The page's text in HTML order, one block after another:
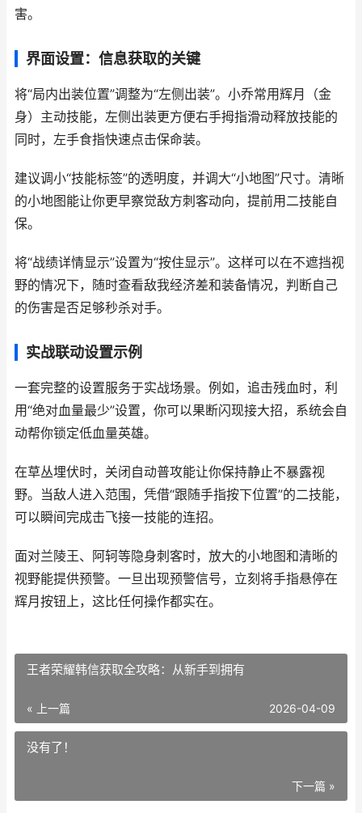
害。
界面设置：信息获取的关键
将“局内出装位置”调整为“左侧出装”。小乔常用辉月（金
身）主动技能，左侧出装更方便右手拇指滑动释放技能的
同时，左手食指快速点击保命装。
建议调小“技能标签”的透明度，并调大“小地图”尺寸。清晰
的小地图能让你更早察觉敌方刺客动向，提前用二技能自
保。
将“战绩详情显示”设置为“按住显示”。这样可以在不遮挡视
野的情况下，随时查看敌我经济差和装备情况，判断自己
的伤害是否足够秒杀对手。
实战联动设置示例
一套完整的设置服务于实战场景。例如，追击残血时，利
用“绝对血量最少”设置，你可以果断闪现接大招，系统会自
动帮你锁定低血量英雄。
在草丛埋伏时，关闭自动普攻能让你保持静止不暴露视
野。当敌人进入范围，凭借“跟随手指按下位置”的二技能，
可以瞬间完成击飞接一技能的连招。
面对兰陵王、阿轲等隐身刺客时，放大的小地图和清晰的
视野能提供预警。一旦出现预警信号，立刻将手指悬停在
辉月按钮上，这比任何操作都实在。
王者荣耀韩信获取全攻略：从新手到拥有
« 上一篇 2026-04-09
没有了！
下一篇 »